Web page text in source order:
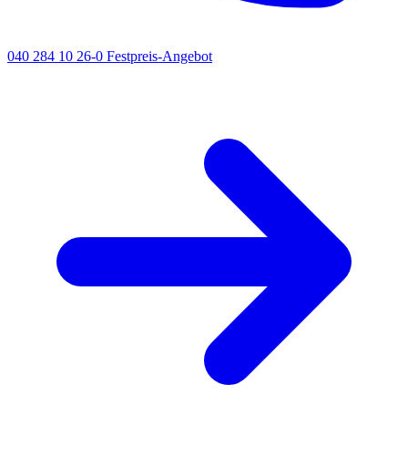
040 284 10 26-0 Festpreis-Angebot